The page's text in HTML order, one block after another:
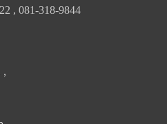
, 081-318-9844
,